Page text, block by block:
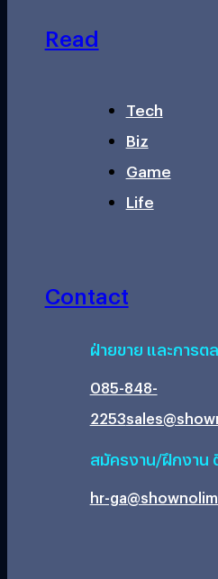
Read
Tech
Biz
Game
Life
Contact
ฝ่ายขาย และการต
085-848-
2253
สมัครงาน/ฝึกงาน
hr-